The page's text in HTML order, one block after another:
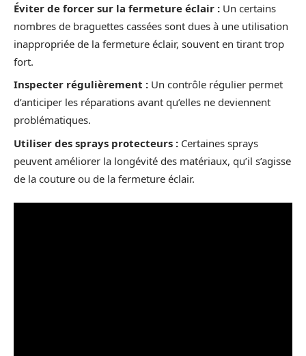
Éviter de forcer sur la fermeture éclair : Un certains
nombres de braguettes cassées sont dues à une utilisation
inappropriée de la fermeture éclair, souvent en tirant trop
fort.
Inspecter régulièrement : Un contrôle régulier permet
d’anticiper les réparations avant qu’elles ne deviennent
problématiques.
Utiliser des sprays protecteurs : Certaines sprays
peuvent améliorer la longévité des matériaux, qu’il s’agisse
de la couture ou de la fermeture éclair.